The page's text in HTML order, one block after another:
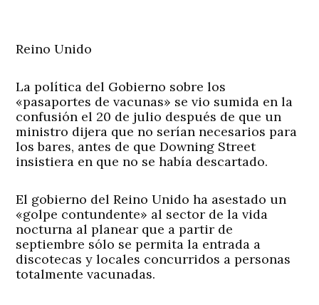
Reino Unido
La política del Gobierno sobre los
«pasaportes de vacunas» se vio sumida en la
confusión el 20 de julio después de que un
ministro dijera que no serían necesarios para
los bares, antes de que Downing Street
insistiera en que no se había descartado.
El gobierno del Reino Unido ha asestado un
«golpe contundente» al sector de la vida
nocturna al planear que a partir de
septiembre sólo se permita la entrada a
discotecas y locales concurridos a personas
totalmente vacunadas.